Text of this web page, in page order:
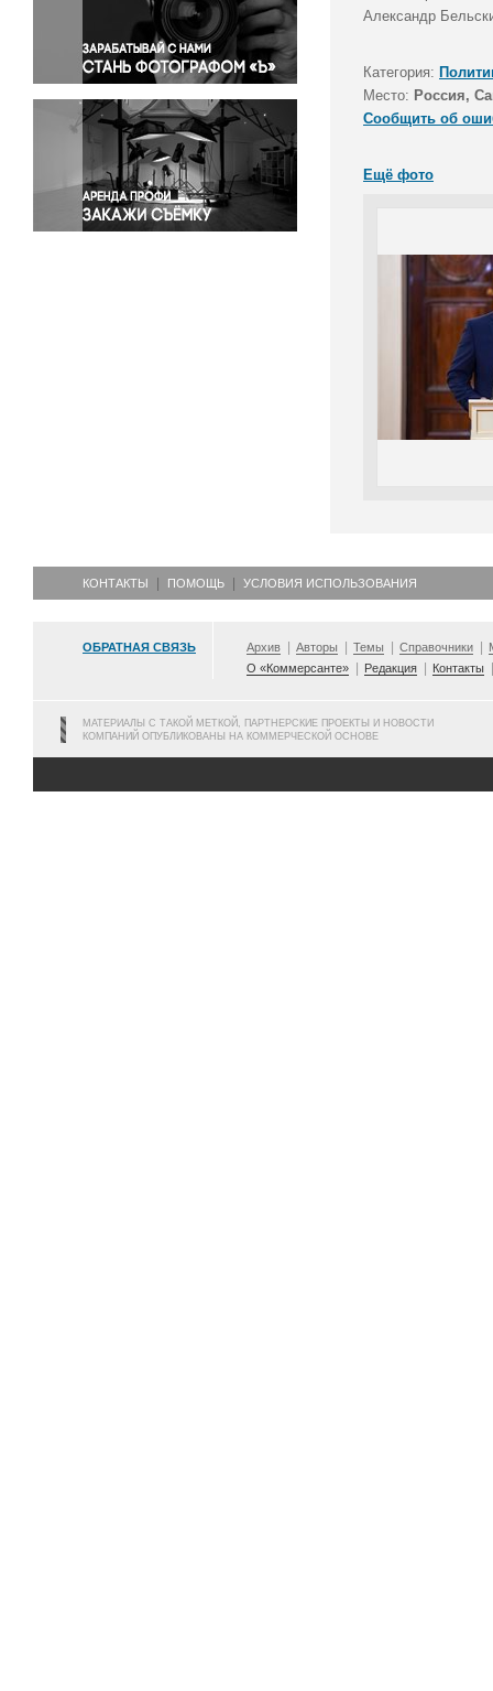
Правосудие
Происшествия и конфликты
Религия
Светская жизнь
Спорт
Экология
Экономика и бизнес
Александр
Категория:
Место: Россия,
Сообщить об
Ещё фото
КОНТАКТЫ ПОМОЩЬ УСЛОВИЯ ИСПОЛЬЗОВАНИЯ
ОБРАТНАЯ СВЯЗЬ Архив Авторы Темы Справочники
О «Коммерсанте»
Редакция Контакты
МАТЕРИАЛЫ С ТАКОЙ МЕТКОЙ, ПАРТНЕРСКИЕ ПРОЕКТЫ И НОВОСТИ
КОМПАНИЙ ОПУБЛИКОВАНЫ НА КОММЕРЧЕСКОЙ ОСНОВЕ